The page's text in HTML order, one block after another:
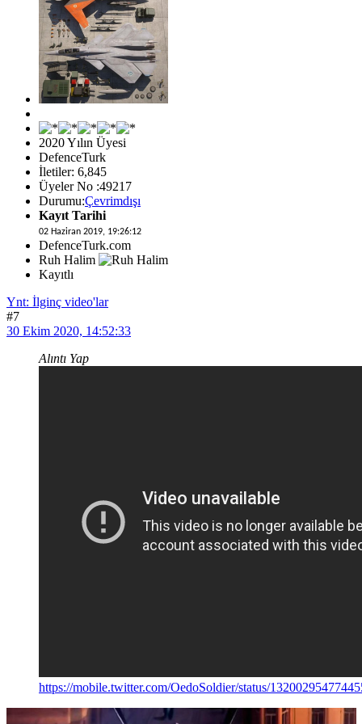
2020 Yılın Üyesi
DefenceTurk
İletiler: 6,845
Üyeler No :49217
Durumu:Çevrimdışı
Kayıt Tarihi
02 Haziran 2019, 19:26:12
DefenceTurk.com
Ruh Halim
Kayıtlı
Ynt: İlginç video'lar
#7
30 Ekim 2020, 14:52:33
Alıntı Yap
https://mobile.twitter.com/OedoSoldier/status/